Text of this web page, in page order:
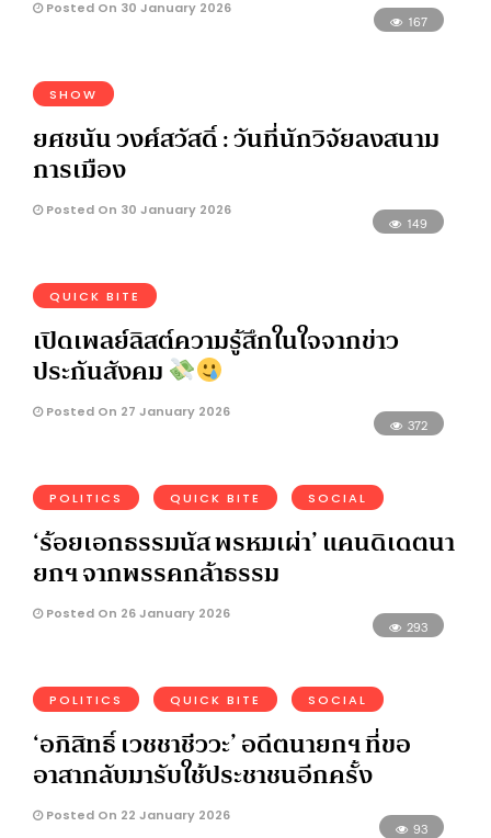
Posted On 30 January 2026
167
SHOW
ยศชนัน วงศ์สวัสดิ์ : วันที่นักวิจัยลงสนาม
การเมือง
Posted On 30 January 2026
149
QUICK BITE
เปิดเพลย์ลิสต์ความรู้สึกในใจจากข่าว
ประกันสังคม
Posted On 27 January 2026
372
POLITICS QUICK BITE SOCIAL
‘ร้อยเอกธรรมนัส พรหมเผ่า’ แคนดิเดตนา
ยกฯ จากพรรคกล้าธรรม
Posted On 26 January 2026
293
POLITICS QUICK BITE SOCIAL
‘อภิสิทธิ์ เวชชาชีววะ’ อดีตนายกฯ ที่ขอ
อาสากลับมารับใช้ประชาชนอีกครั้ง
Posted On 22 January 2026
93